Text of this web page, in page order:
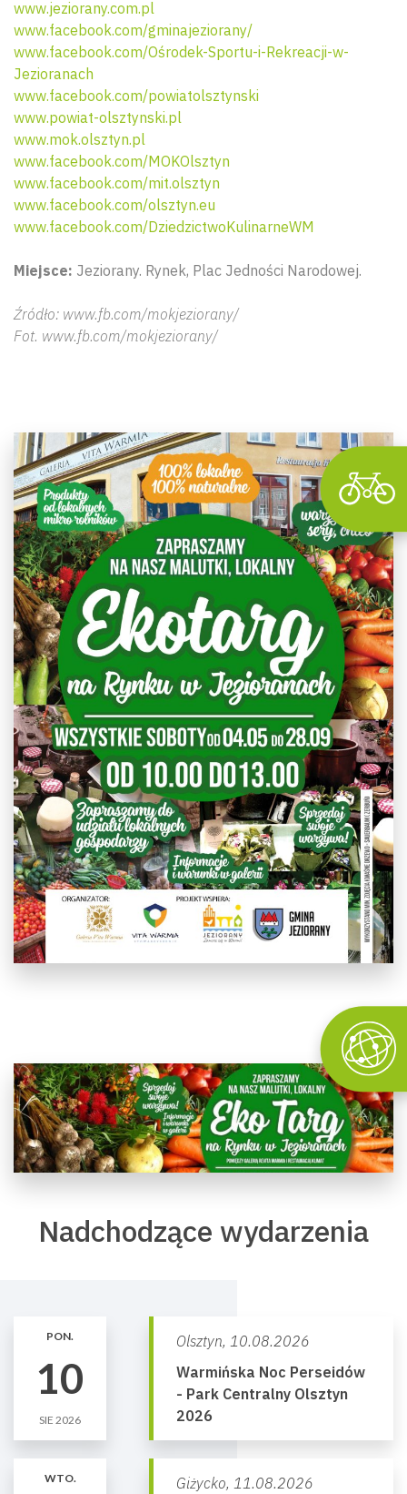
www.jeziorany.com.pl
www.facebook.com/gminajeziorany/
www.facebook.com/Ośrodek-Sportu-i-Rekreacji-w-
Jezioranach
www.facebook.com/powiatolsztynski
www.powiat-olsztynski.pl
www.mok.olsztyn.pl
www.facebook.com/MOKOlsztyn
www.facebook.com/mit.olsztyn
www.facebook.com/olsztyn.eu
www.facebook.com/DziedzictwoKulinarneWM
Miejsce: Jeziorany. Rynek, Plac Jedności Narodowej.
Źródło: www.fb.com/mokjeziorany/
Fot. www.fb.com/mokjeziorany/
Nadchodzące wydarzenia
PON.
10
SIE 2026
Olsztyn, 10.08.2026
Warmińska Noc Perseidów
- Park Centralny Olsztyn
2026
WTO. Giżycko, 11.08.2026